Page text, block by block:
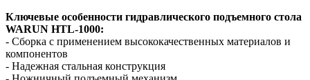
Ключевые особенности гидравлического подъемного стола
WARUN HTL-1000:
- Сборка с применением высококачественных материалов и
компонентов
- Надежная стальная конструкция